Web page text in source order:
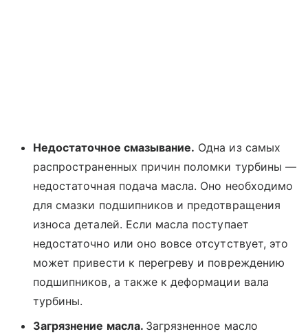
Недостаточное смазывание. Одна из самых
распространенных причин поломки турбины —
недостаточная подача масла. Оно необходимо
для смазки подшипников и предотвращения
износа деталей. Если масла поступает
недостаточно или оно вовсе отсутствует, это
может привести к перегреву и повреждению
подшипников, а также к деформации вала
турбины.
Загрязнение масла. Загрязненное масло